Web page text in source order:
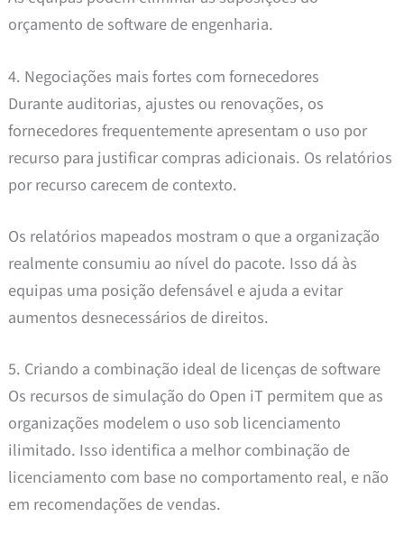
orçamento de software de engenharia.
4. Negociações mais fortes com fornecedores
Durante auditorias, ajustes ou renovações, os
fornecedores frequentemente apresentam o uso por
recurso para justificar compras adicionais. Os relatórios
por recurso carecem de contexto.
Os relatórios mapeados mostram o que a organização
realmente consumiu ao nível do pacote. Isso dá às
equipas uma posição defensável e ajuda a evitar
aumentos desnecessários de direitos.
5. Criando a combinação ideal de licenças de software
Os recursos de simulação do Open iT permitem que as
organizações modelem o uso sob licenciamento
ilimitado. Isso identifica a melhor combinação de
licenciamento com base no comportamento real, e não
em recomendações de vendas.